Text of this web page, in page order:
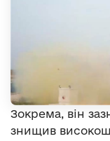
Зокрема, він
знищив